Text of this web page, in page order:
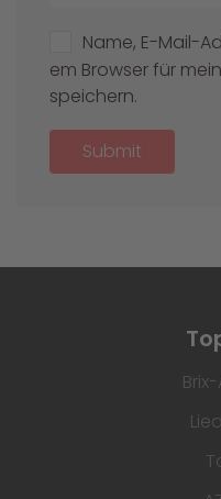
Name, E-Mail-
em Browser für
speichern.
Submit